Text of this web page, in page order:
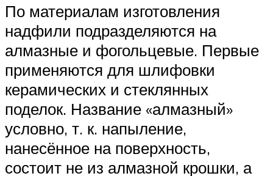
По материалам изготовления
надфили подразделяются на
алмазные и фогольцевые. Первые
применяются для шлифовки
керамических и стеклянных
поделок. Название «алмазный»
условно, т. к. напыление,
нанесённое на поверхность,
состоит не из алмазной крошки, а